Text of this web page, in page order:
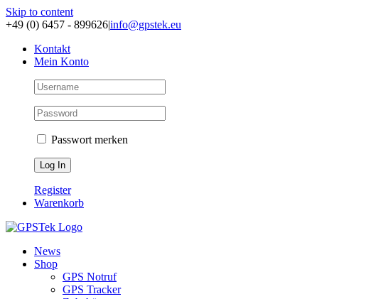
Skip to content
+49 (0) 6457 - 899626|info@gpstek.eu
Kontakt
Mein Konto
Passwort merken
Register
Warenkorb
News
Shop
GPS Notruf
GPS Tracker